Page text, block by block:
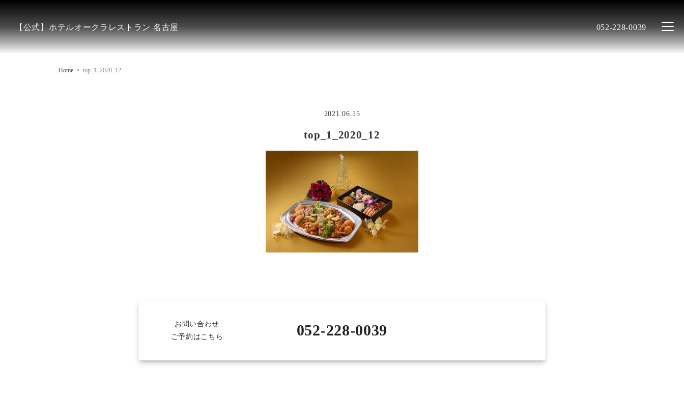
【公式】ホテルオークラレストラン 名古屋 052-228-0039
Home top_1_2020_12
2021.06.15
top_1_2020_12
お問い合わせ
ご予約はこちら
052-228-0039